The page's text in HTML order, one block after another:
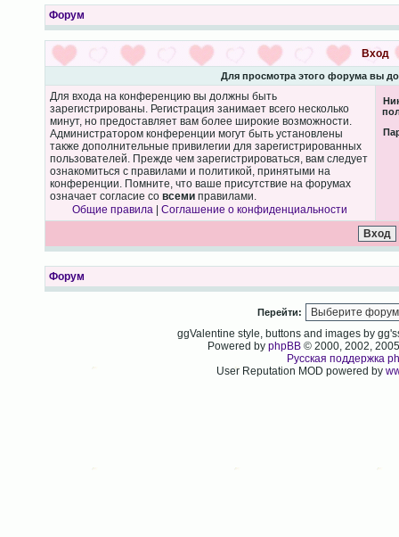
Форум
Вход
Для просмотра этого форума вы
Для входа на конференцию вы должны быть
зарегистрированы. Регистрация занимает всего несколько
минут, но предоставляет вам более широкие возможности.
Администратором конференции могут быть установлены
также дополнительные привилегии для зарегистрированных
пользователей. Прежде чем зарегистрироваться, вам следует
ознакомиться с правилами и политикой, принятыми на
конференции. Помните, что ваше присутствие на форумах
означает согласие со всемиправилами.
Общие правила
Соглашение о конфиденциальности
Форум
Перейти:
ggValentine style, buttons and images by
Powered byphpBB © 2000, 2002,
Русская поддержка
User Reputation MOD powered by